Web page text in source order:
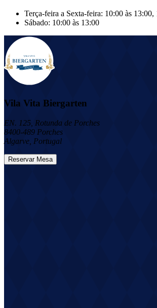
Terça-feira a Sexta-feira: 10:00 às 13:00,
Sábado: 10:00 às 13:00
Vila Vita Biergarten
EN. 125, Rotunda de Porches
8400-489 Porches
Algarve, Portugal
Reservar Mesa